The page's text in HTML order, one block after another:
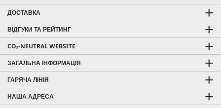
ДОСТАВКА
ВІДГУКИ ТА РЕЙТИНГ
CO₂-NEUTRAL WEBSITE
ЗАГАЛЬНА ІНФОРМАЦІЯ
ГАРЯЧА ЛІНІЯ
НАША АДРЕСА